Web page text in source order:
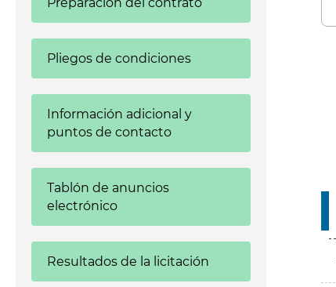
Pliegos de condiciones
Información adicional y
puntos de contacto
Tablón de anuncios
electrónico
Resultados de la licitación